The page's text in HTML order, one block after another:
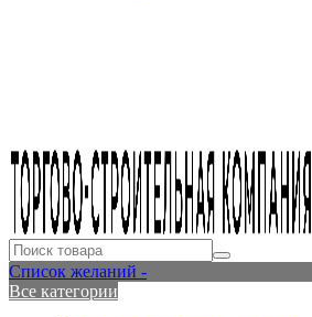
Список желаний -
Все категории